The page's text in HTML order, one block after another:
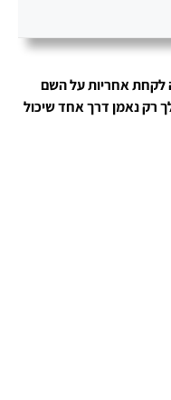
לקחת אחריות על השם
רק נאמן דרך אחד שיכול